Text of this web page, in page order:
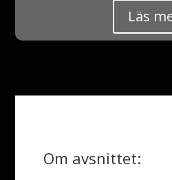
Läs
Om avsnittet: